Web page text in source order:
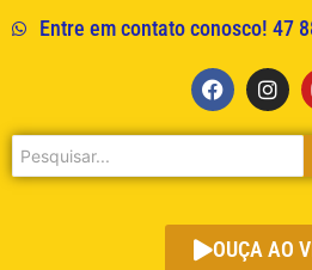
Entre em contato conosco! 47
OUÇA AO